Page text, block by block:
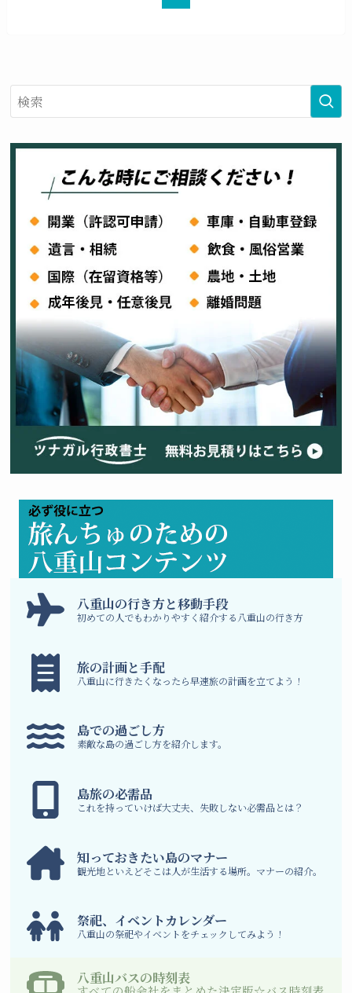
八重山の行き方と移動手段
初めての人でもわかりやすく紹介する八重山の行き方
旅の計画と手配
八重山に行きたくなったら早速旅の計画を立てよう！
島での過ごし方
素敵な島の過ごし方を紹介します。
島旅の必需品
これを持っていけば大丈夫、失敗しない必需品とは？
知っておきたい島のマナー
観光地といえどそこは人が生活する場所。マナーの紹介。
祭祀、イベントカレンダー
八重山の祭祀やイベントをチェックしてみよう！
八重山バスの時刻表